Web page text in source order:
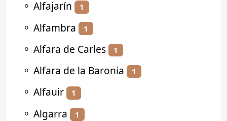
⚬ Alfajarín 1
⚬ Alfambra 1
⚬ Alfara de Carles 1
⚬ Alfara de la Baronia 1
⚬ Alfauir 1
⚬ Algarra 1